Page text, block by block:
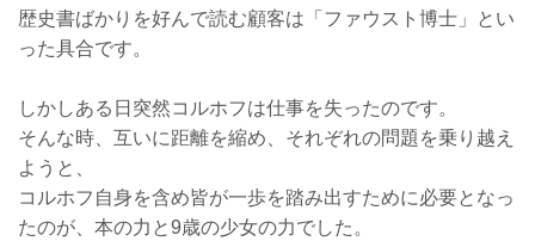
歴史書ばかりを好んで読む顧客は「ファウスト博士」とい
った具合です。
しかしある日突然コルホフは仕事を失ったのです。
そんな時、互いに距離を縮め、それぞれの問題を乗り越え
ようと、
コルホフ自身を含め皆が一歩を踏み出すために必要となっ
たのが、本の力と9歳の少女の力でした。